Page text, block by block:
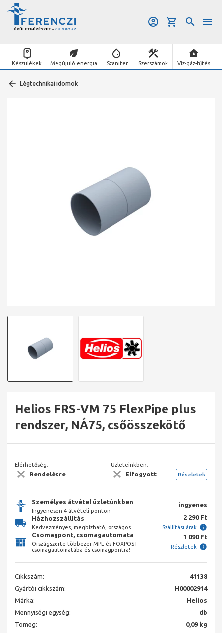
Készülékek Megújuló energia Szaniter Szerszámok Víz-gáz-fűtés
Légtechnikai idomok
Helios FRS-VM 75 FlexPipe plus
rendszer, NÁ75, csőösszekötő
Elérhetőség:
Rendelésre
Üzleteinkben:
Elfogyott Részletek
Személyes átvétel üzletünkben
Ingyenesen 4 átvételi ponton.
ingyenes
Házhozszállítás
Kedvezményes, megbízható, országos.
2 290 Ft
Szállítási árak
Csomagpont, csomagautomata
Országszerte többezer MPL és FOXPOST
csomagautomatába és csomagpontra!
1 090 Ft
Részletek
Cikkszám:
41138
Gyártói cikkszám:
H00002914
Márka:
Helios
Mennyiségi egység:
db
Tömeg:
0,09 kg